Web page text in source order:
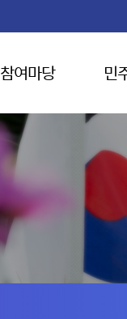
참여마당 민